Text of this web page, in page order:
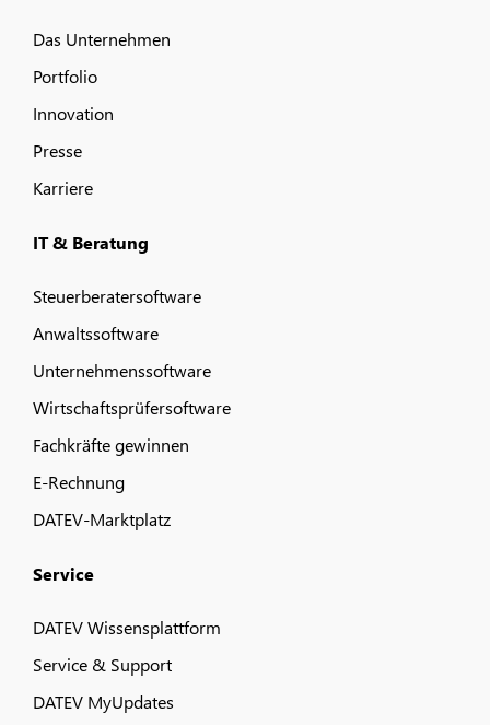
Das Unternehmen
Portfolio
Innovation
Presse
Karriere
IT & Beratung
Steuerberatersoftware
Anwaltssoftware
Unternehmenssoftware
Wirtschaftsprüfersoftware
Fachkräfte gewinnen
E-Rechnung
DATEV-Marktplatz
Service
DATEV Wissensplattform
Service & Support
DATEV MyUpdates